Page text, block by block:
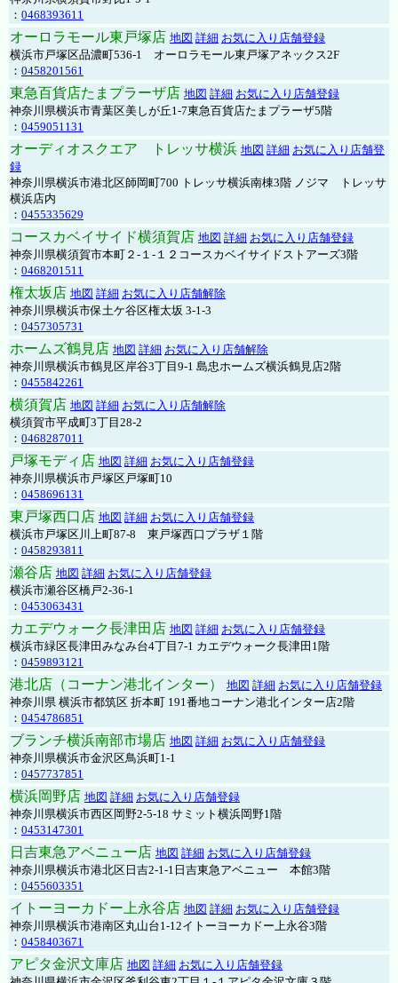
： 0468393611
オーロラモール東戸塚店 地図 詳細 お気に入り店舗登録
横浜市戸塚区品濃町536-1 オーロラモール東戸塚アネックス2F
： 0458201561
東急百貨店たまプラーザ店 地図 詳細 お気に入り店舗登録
神奈川県横浜市青葉区美しが丘1-7東急百貨店たまプラーザ5階
： 0459051131
オーディオスクエア トレッサ横浜 地図 詳細 お気に入り店舗登
録
神奈川県横浜市港北区師岡町700 トレッサ横浜南棟3階 ノジマ トレッサ
横浜店内
： 0455335629
コースカベイサイド横須賀店 地図 詳細 お気に入り店舗登録
神奈川県横須賀市本町２-１-１２コースカベイサイドストアーズ3階
： 0468201511
権太坂店 地図 詳細 お気に入り店舗解除
神奈川県横浜市保土ケ谷区権太坂 3-1-3
： 0457305731
ホームズ鶴見店 地図 詳細 お気に入り店舗解除
神奈川県横浜市鶴見区岸谷3丁目9-1 島忠ホームズ横浜鶴見店2階
： 0455842261
横須賀店 地図 詳細 お気に入り店舗解除
横須賀市平成町3丁目28-2
： 0468287011
戸塚モディ店 地図 詳細 お気に入り店舗登録
神奈川県横浜市戸塚区戸塚町10
： 0458696131
東戸塚西口店 地図 詳細 お気に入り店舗登録
横浜市戸塚区川上町87-8 東戸塚西口プラザ１階
： 0458293811
瀬谷店 地図 詳細 お気に入り店舗登録
横浜市瀬谷区橋戸2-36-1
： 0453063431
カエデウォーク長津田店 地図 詳細 お気に入り店舗登録
横浜市緑区長津田みなみ台4丁目7-1 カエデウォーク長津田1階
： 0459893121
港北店（コーナン港北インター） 地図 詳細 お気に入り店舗登録
神奈川県 横浜市都筑区 折本町 191番地コーナン港北インター店2階
： 0454786851
ブランチ横浜南部市場店 地図 詳細 お気に入り店舗登録
神奈川県横浜市金沢区鳥浜町1-1
： 0457737851
横浜岡野店 地図 詳細 お気に入り店舗登録
神奈川県横浜市西区岡野2-5-18 サミット横浜岡野1階
： 0453147301
日吉東急アベニュー店 地図 詳細 お気に入り店舗登録
神奈川県横浜市港北区日吉2-1-1日吉東急アベニュー 本館3階
： 0455603351
イトーヨーカドー上永谷店 地図 詳細 お気に入り店舗登録
神奈川県横浜市港南区丸山台1-12イトーヨーカドー上永谷3階
： 0458403671
アピタ金沢文庫店 地図 詳細 お気に入り店舗登録